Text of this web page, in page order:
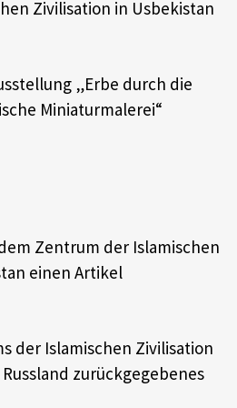
Zivilisation in Usbekistan
„Erbe durch die
Miniaturmalerei“
Zentrum der Islamischen
einen Artikel
der Islamischen Zivilisation
zurückgegebenes